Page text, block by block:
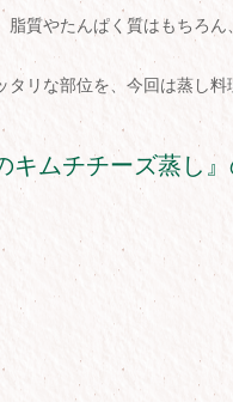
質やたんぱく質はもちろ
タリな部位を、今回は蒸し
キムチチーズ蒸し